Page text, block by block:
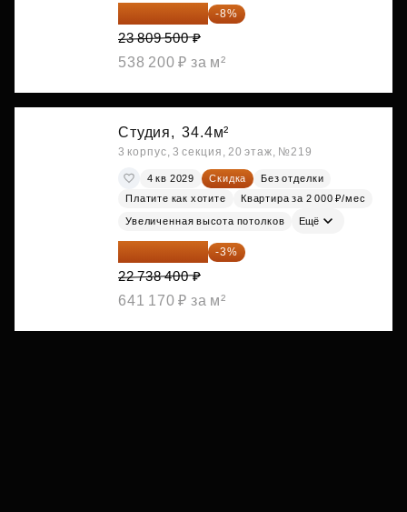
21 904 740 ₽ -8%
23 809 500 ₽
538 200 ₽ за м²
Студия, 34.4м²
3 корпус, 3 секция, 20 этаж, №219
4 кв 2029 Скидка
Без отделки
Платите как хотите
Квартира за 2 000 ₽/мес
Увеличенная высота потолков Ещё
22 056 248 ₽ -3%
22 738 400 ₽
641 170 ₽ за м²